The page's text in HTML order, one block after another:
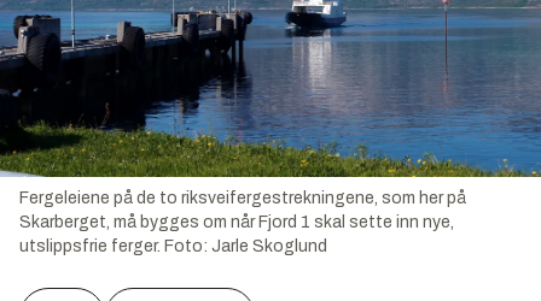
Fergeleiene på de to riksveifergestrekningene, som her på
Skarberget, må bygges om når Fjord 1 skal sette inn nye,
utslippsfrie ferger. Foto: Jarle Skoglund